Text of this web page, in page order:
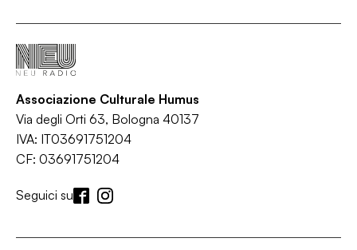
Associazione Culturale Humus
Via degli Orti 63, Bologna 40137
IVA: IT03691751204
CF: 03691751204
Seguici su